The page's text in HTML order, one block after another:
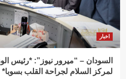
اخبار
السودان – “ميرور نيوز”: *رئيس
لمركز السلام لجراحة القلب بسوبا*